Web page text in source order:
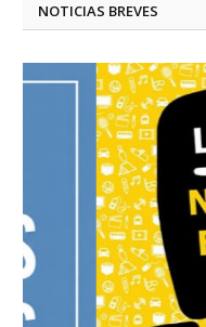
NOTICIAS BREVES